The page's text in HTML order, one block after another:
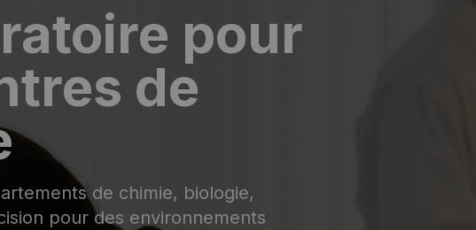
pour
de
de chimie, biologie,
pour des environnements